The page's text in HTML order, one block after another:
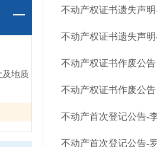
及地质
不动产权证书遗失声
不动产权证书遗失声
不动产权证书作废公告
不动产权证书作废公告
不动产首次登记公告-
不动产首次登记公告-